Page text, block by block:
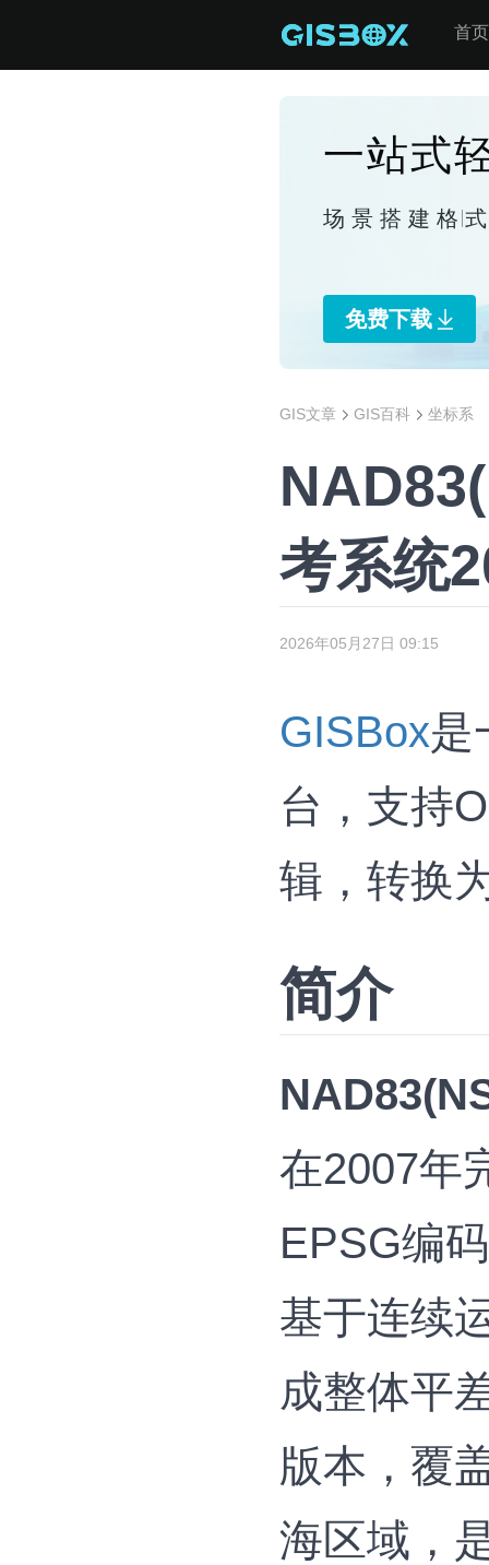
首页
一站式
场景搭建 格
免费下载
GIS文章 GIS百科 坐标系
考系统
2026年05月27日 09:15
GISBox是
台，支持
辑，转换
简介
在2007年
EPSG编
基于连续
成整体平
版本，覆
海区域，